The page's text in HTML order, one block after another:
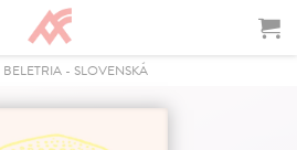
BELETRIA- SLOVENSKÁ